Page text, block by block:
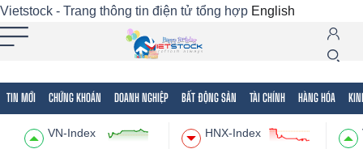
Vietstock - Trang thông tin điện tử tổng hợp English
TIN MỚI CHỨNG KHOÁN DOANH NGHIỆP BẤT ĐỘNG SẢN TÀI CHÍNH HÀNG HÓA
VN-Index HNX-Index
Tất cả Tính năng Ngành Mã chứng khoán